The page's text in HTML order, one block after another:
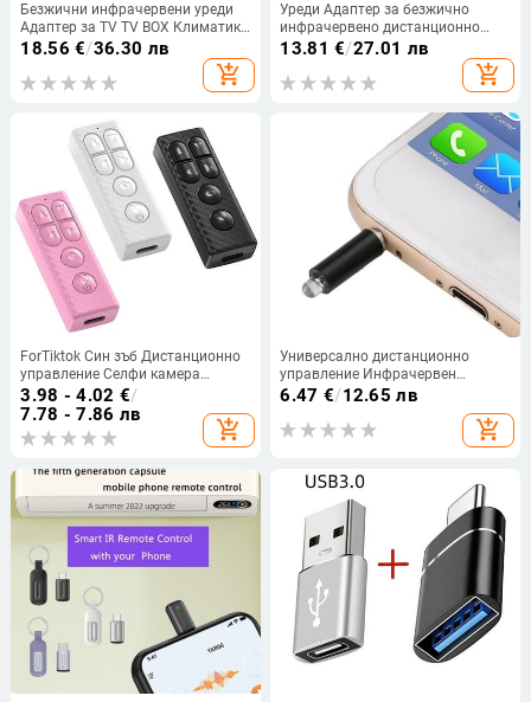
Безжични инфрачервени уреди
Адаптер за TV TV BOX Климатик
Type-C / Micro USB интерфейс
Мобилен телефон IR контролер
F19E
18.56 €/36.30 лв
add_shopping_cart
Уреди Адаптер за безжично
инфрачервено дистанционно
управление Интелигентно
приложение за управление на
телефона Инфрачервен
13.81 €/27.01 лв
add_shopping_cart
ForTiktok Син зъб Дистанционно
управление Селфи камера
Освобождаване на затвора
Бутон за мобилен телефон
Електронна книга Обръщане на
страница Снимка Безжичен
3.98 - 4.02 €/
7.78 - 7.86 лв
add_shopping_cart
Универсално дистанционно
управление Инфрачервен
предавател 3,5 мм телефон
управление за TV/DVD/STB/IOS
6.47 €/12.65 лв
add_shopping_cart